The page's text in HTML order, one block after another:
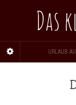
Das
URLAUB